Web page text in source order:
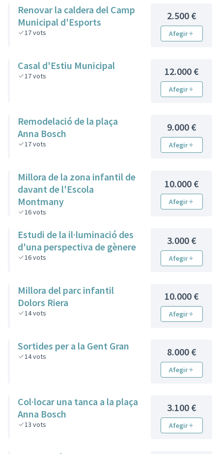
Renovar la caldera del Camp
Municipal d'Esports
17vots
2.500 €
Afegir
Casal d'Estiu Municipal
17vots 12.000 €
Afegir
Remodelació de la plaça
Anna Bosch
17vots
9.000 €
Afegir
Millora de la zona infantil de
davant de l'Escola
Montmany
16vots
10.000 €
Afegir
Estudi de la il·luminació des
d'una perspectiva de gènere
16vots
3.000 €
Afegir
Millora del parc infantil
Dolors Riera
14vots
10.000 €
Afegir
Sortides per a la Gent Gran
14vots 8.000 €
Afegir
Col·locar una tanca a la plaça
Anna Bosch
13 vots
3.100 €
Afegir